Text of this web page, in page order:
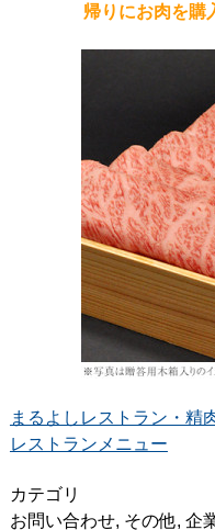
帰りにお肉を購
まるよしレストラン・精
レストランメニュー
カテゴリ
お問い合わせ, その他, 企